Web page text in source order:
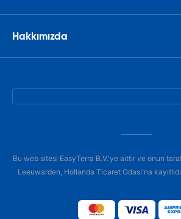
Hakkımızda
Bu web sitesi EasyTerra B.V.'ye aittir ve onun
Leeuwarden, Hollanda Ticaret Odası'na